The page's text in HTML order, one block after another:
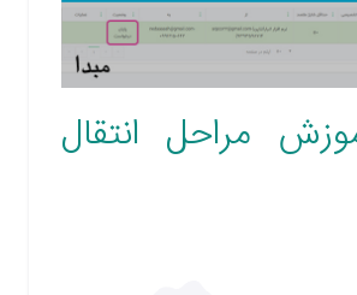
مراحل انتقال